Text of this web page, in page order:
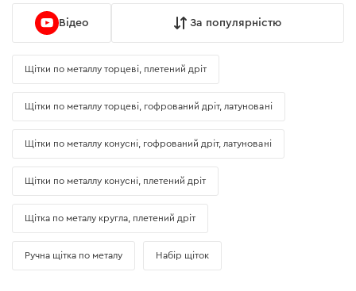
Відео За популярністю
Щітки по металлу торцеві, плетений дріт
Щітки по металлу торцеві, гофрований дріт, латуновані
Щітки по металлу конусні, гофрований дріт, латуновані
Щітки по металлу конусні, плетений дріт
Щітка по металу кругла, плетений дріт
Ручна щітка по металу Набір щіток